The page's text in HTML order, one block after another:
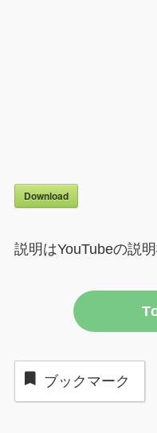
Download
説明はYouTubeの説
ブックマーク